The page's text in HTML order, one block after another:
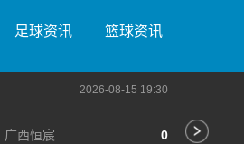
足球资讯 篮球资讯
2026-08-15 19:30
广西恒宸 0